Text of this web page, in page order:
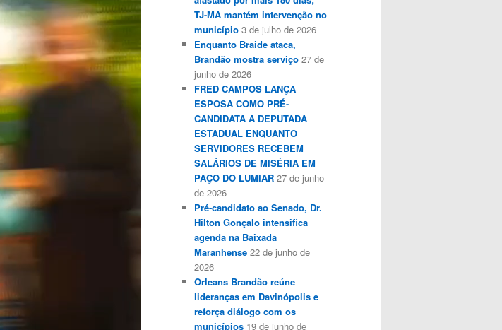
TJ-MA mantém intervenção no
município 3 de julho de 2026
Enquanto Braide ataca,
Brandão mostra serviço 27 de
junho de 2026
FRED CAMPOS LANÇA
ESPOSA COMO PRÉ-
CANDIDATA A DEPUTADA
ESTADUAL ENQUANTO
SERVIDORES RECEBEM
SALÁRIOS DE MISÉRIA EM
PAÇO DO LUMIAR 27 de junho
de 2026
Pré-candidato ao Senado, Dr.
Hilton Gonçalo intensifica
agenda na Baixada
Maranhense 22 de junho de
2026
Orleans Brandão reúne
lideranças em Davinópolis e
reforça diálogo com os
municípios 19 de junho de